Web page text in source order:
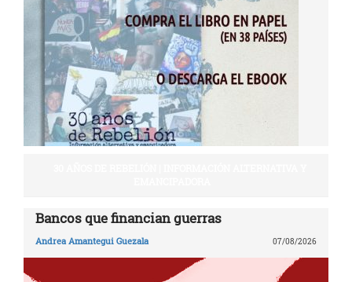
Bancos que financian guerras
Andrea Amantegui Guezala 07/08/2026